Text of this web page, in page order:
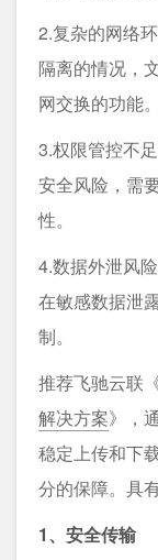
2.复杂的网络
隔离的情况，
网交换的功能。
3.权限管控不
安全风险，需
性。
4.数据外泄风
在敏感数据泄
制。
推荐飞驰云联
解决⽅案》，
稳定上传和下
分的保障。具
1、安全传输